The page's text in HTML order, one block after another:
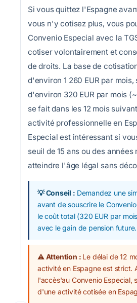
Si vous quittez l'Espagne
vous n'y cotisez plus, vous
Convenio Especial avec la
cotiser volontairement et
de droits. La base de
d'environ 1 260 EUR par
d'environ 320 EUR par mois
se fait dans les 12 mois
activité professionnelle en
Especial est intéressant si
seuil de 15 ans ou des
atteindre l'âge légal sans
💡 Conseil : Demandez une
avant de souscrire le
le coût total (320 EUR par
avec le gain de pension future.
⚠️ Attention : Le délai de 12
activité en Espagne est strict.
l'accès'au Convenio Especial,
d'une activité cotisée en